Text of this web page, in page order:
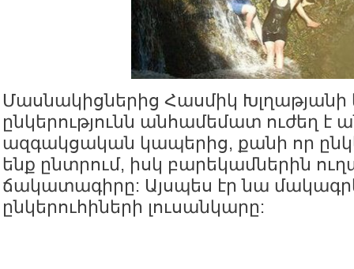
Մասնակիցներից Հասմիկ Խլղաթյանի
ընկերությունն անհամեմատ ուժեղ է
ազգակցական կապերից, քանի որ
ենք ընտրում, իսկ բարեկամներին
ճակատագիրը: Այսպես էր նա
ընկերուհիների լուսանկարը: